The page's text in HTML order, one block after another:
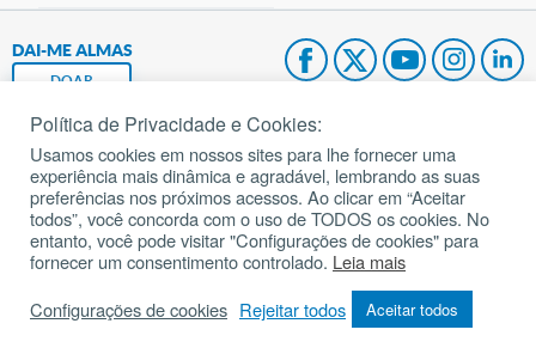
DAI-ME ALMAS
DOAR
Fundação João Paulo II
Pedido de Oração
Mapa do site
Todos os direitos reservados.
Política de Privacidade e Cookies:
Usamos cookies em nossos sites para lhe fornecer uma
experiência mais dinâmica e agradável, lembrando as suas
preferências nos próximos acessos. Ao clicar em “Aceitar
todos”, você concorda com o uso de TODOS os cookies. No
entanto, você pode visitar "Configurações de cookies" para
fornecer um consentimento controlado. Leia mais
Configurações de cookies Rejeitar todos Aceitar todos